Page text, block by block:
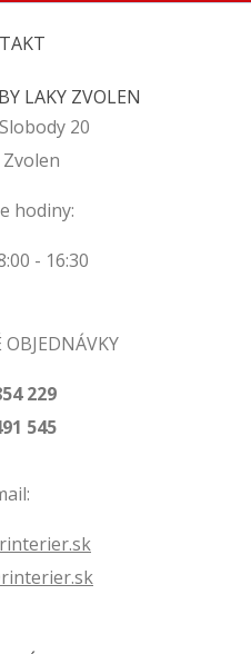
LAKY ZVOLEN
20
hodiny:
- 16:30
OBJEDNÁVKY
229
545